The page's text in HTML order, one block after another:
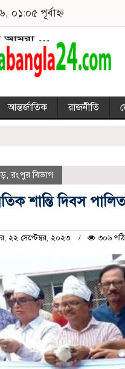
০১:০৫ পূর্বাহ্ন
আন্তর্জাতিক রাজনীতি
, রংপুর বিভাগ
শান্তি দিবস পালিত
২২ সেপ্টেম্বর, ২০২৩ ৩০৬